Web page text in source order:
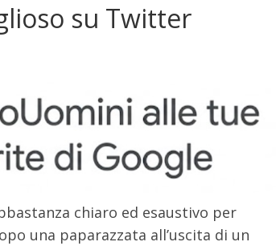
su Twitter
chiaro ed esaustivo per
una paparazzata all’uscita di un